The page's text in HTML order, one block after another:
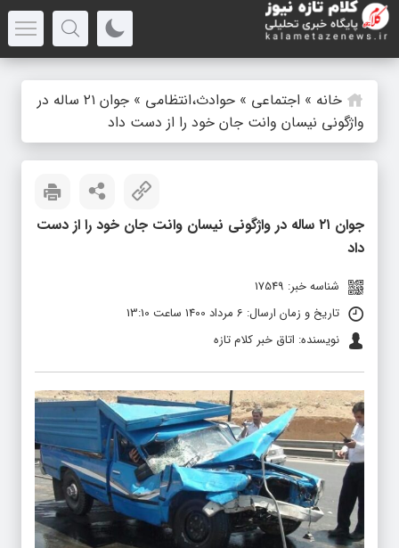
خانه » اجتماعی » حوادث،انتظامی »
جوان ۲۱ ساله در
واژگونی نیسان وانت جان خود را از دست داد
جوان ۲۱ ساله در واژگونی نیسان وانت جان خود را از دست
داد
شناسه خبر: 17549
تاریخ و زمان ارسال: 6 مرداد 1400 ساعت 13:10
نویسنده: اتاق خبر کلام تازه